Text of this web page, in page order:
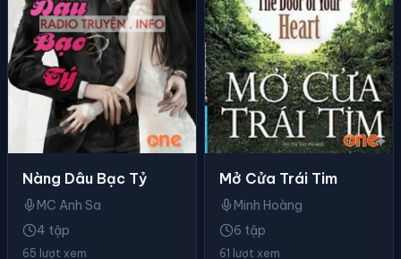
Nàng Dâu Bạc Tỷ
MC Anh Sa
4 tập
65 lượt xem
Mở Cửa Trái Tim
Minh Hoàng
6 tập
61 lượt xem